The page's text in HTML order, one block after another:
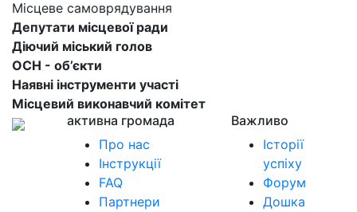
Місцеве самоврядування
Депутати місцевої ради
Діючий міський голов
ОСН - об’єкти
Наявні інструменти участі
Місцевий виконавчий комітет
активна громада
Про нас
Інструкції
FAQ
Партнери
Важливо
Історії
успіху
Форум
Дошка